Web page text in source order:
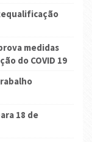
medidas
do COVID 19
18 de